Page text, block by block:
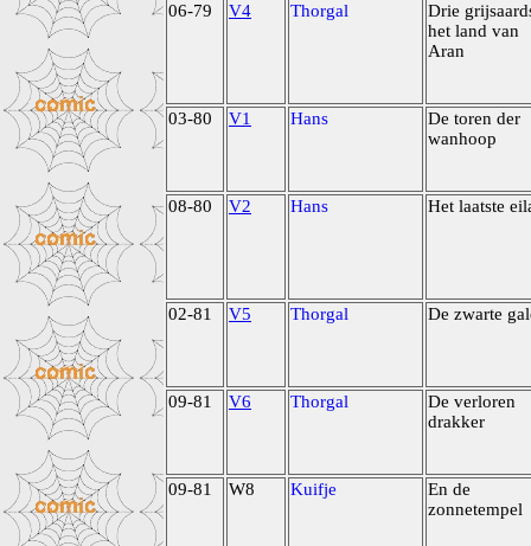
06-79 V4 Thorgal
Drie
het land van
Aran
03-80 V1 Hans
De toren der
wanhoop
08-80 V2 Hans Het laatste
02-81 V5 Thorgal De zwarte
09-81 V6 Thorgal
De verloren
drakker
09-81 W8 Kuifje
En de
zonnetempel